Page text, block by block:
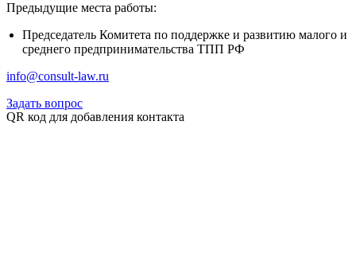
Предыдущие места работы:
Председатель Комитета по поддержке и развитию малого и
среднего предпринимательства ТПП РФ
info@consult-law.ru
Задать вопрос
QR код для добавления контакта